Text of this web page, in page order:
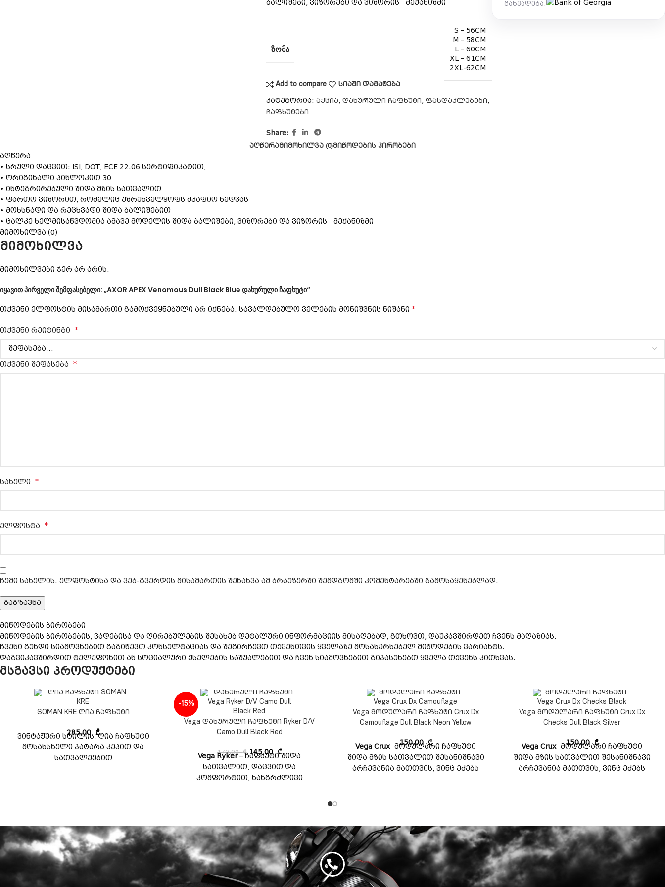
ბალიშები, ვიზორები და ვიზორის მექანიზმი
ᲖᲝᲛᲐ
S – 56CM
M – 58CM
L – 60CM
XL – 61CM
2XL-62CM
Add to compare სიაში დამატება
კატეგორია: აქცია, დახურული ჩაფხუტი, ფასდაკლებები,
ჩაფხუტები
Share:
განვადება:
ᲐᲦᲬᲔᲠᲐᲛᲘᲛᲝᲮᲘᲚᲕᲐ (0)ᲛᲘᲬᲝᲓᲔᲑᲘᲡ ᲞᲘᲠᲝᲑᲔᲑᲘ
აღწერა
• სრული დაცვით: ISI, DOT, ECE 22.06 სერტიფიკატით,
• ორიგინალი პინლოკით 30
• ინტეგრირებული შიდა მზის სათვალით
• ფართო ვიზორით, რომელიც უზრუნველყოფს მკაფიო ხედვას
• მოხსნადი და რეცხვადი შიდა ბალიშებით
• ცალკე ხელმისაწვდომია ამავე მოდელის შიდა ბალიშები, ვიზორები და ვიზორის მექანიზმი
მიმოხილვა (0)
მიმოხილვა
მიმოხილვები ჯერ არ არის.
იყავით პირველი შემფასებელი: „AXOR APEX Venomous Dull Black Blue დახურული ჩაფხუტი“
თქვენი ელფოსტის მისამართი გამოქვეყნებული არ იქნება. სავალდებულო ველების მონიშვნის ნიშანი *
თქვენი რეიტინგი *
თქვენი შეფასება *
სახელი *
ელფოსტა *
ჩემი სახელის. ელფოსტისა და ვებ-გვერდის მისამართის შენახვა ამ ბრაუზერში შემდგომში კომენტარებში გამოსაყენებლად.
მიწოდების პირობები
მიწოდების პირობების, ვადებისა და ღირებულების შესახებ დეტალური ინფორმაციის მისაღებად, გთხოვთ, დაუკავშირდეთ ჩვენს მაღაზიას.
ჩვენი გუნდი სიამოვნებით გაგიწევთ კონსულტაციას და შეგირჩევთ თქვენთვის ყველაზე მოსახერხებელ მიწოდების ვარიანტს.
დაგვიკავშირდით ტელეფონით ან სოციალური ქსელების საშუალებით და ჩვენ სიამოვნებით გიპასუხებთ ყველა თქვენს კითხვას.
მსგავსი პროდუქტები
SOMAN KRE ღია ჩაფხუტი
285,00 ₾
ვინტაჟური სტილის, ღია ჩაფხუტი
მოსახსნელი პატარა კეპით და
სათვალეებით
-15%
Vega დახურული ჩაფხუტი Ryker D/V
Camo Dull Black Red
170,00₾ 145,00₾
Vega Ryker– ჩაფხუტი შიდა
სათვალით, დაცვით და
კომფორტით, ხანგრძლივი
Vega მოდულარი ჩაფხუტი Crux Dx
Camouflage Dull Black Neon Yellow
150,00₾
Vega Cruxმოდულარი ჩაფხუტი
შიდა მზის სათვალით შესანიშნავი
არჩევანია მათთვის, ვინც ეძებს
უზრუნველყოფს შესანიშნავ
მორგებას. აკმაყოფილებს ISI, DOT
უსაფრთხოების სტანდარტს.
Vega მოდულარი ჩაფხუტი Crux Dx
Checks Dull Black Silver
150,00₾
Vega Cruxმოდულარი ჩაფხუტი
შიდა მზის სათვალით შესანიშნავი
არჩევანია მათთვის, ვინც ეძებს
უზრუნველყოფს შესანიშნავ
მორგებას. აკმაყოფილებს ISI, DOT
უსაფრთხოების სტანდარტს.